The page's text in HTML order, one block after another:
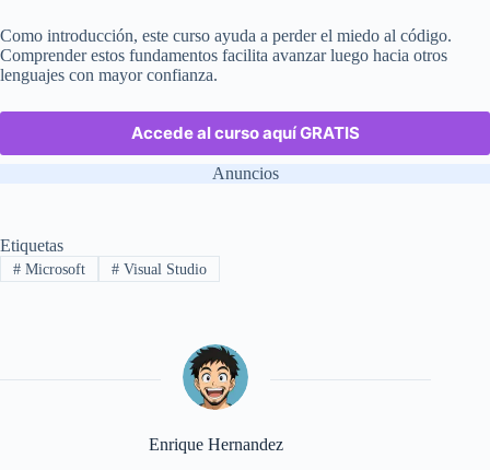
Como introducción, este curso ayuda a perder el miedo al código.
Comprender estos fundamentos facilita avanzar luego hacia otros
lenguajes con mayor confianza.
Accede al curso aquí GRATIS
Anuncios
Etiquetas
#Microsoft #Visual Studio
Enrique Hernandez